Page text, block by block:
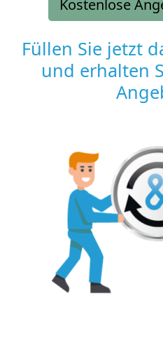
Kostenlose
Füllen Sie jetzt
und erhalten